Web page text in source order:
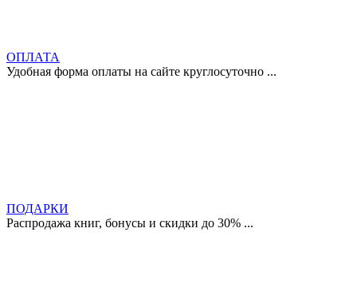
ОПЛАТА
Удобная форма оплаты на сайте круглосуточно ...
ПОДАРКИ
Распродажа книг, бонусы и скидки до 30% ...